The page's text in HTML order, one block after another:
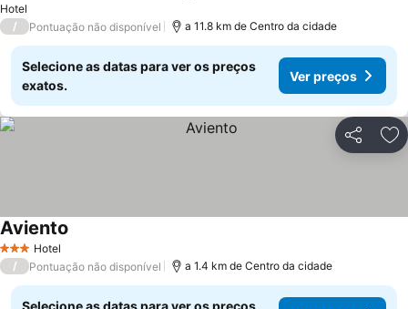
Hotel
/ Pontuação não disponível a 11.8 km de Centro da cidade
Selecione as datas para ver os preços
exatos.
Ver preços
Partilhar
3 EstrelasHotel
Aviento
/ Pontuação não disponível a 1.4 km de Centro da cidade
Selecione as datas para ver os preços